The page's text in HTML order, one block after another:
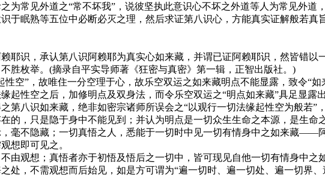
常见外道之“常不坏我”，说彼坚执此意识心不坏之外道等人为常见外道
于眠熟等五位中必断必灭之理，然后求证第八识心，方能真实证解般若
识，承认第八识阿赖耶为真实心如来藏，并谓已证阿赖耶识，然皆错以
胜枚举。(摘录自平实导师著《狂密与真密》第一辑，正智出版社。)
”，故唯住一分空理于心，故乐空双运之如来藏明点不能显露，致令“如
起性空之后，加修明点及双身法，而令乐空双运之“明点如来藏”具足显露
八识如来藏，绝非如密宗诸师所误会之“以观行一切法缘起性空为般若”
的，只是隐于身中不能见到；并认为明点是一切众生生命之本源，是生命
毫不隐藏；一切真悟之人，悉能于一切时中见一切有情身中之如来藏
想即可见之。
观想；真悟者亦于初悟及悟后之一切中，皆可现见自他一切有情身中之
处，不需观想而后始见，如是方可谓为“遍一切时、遍一切处、遍一切界